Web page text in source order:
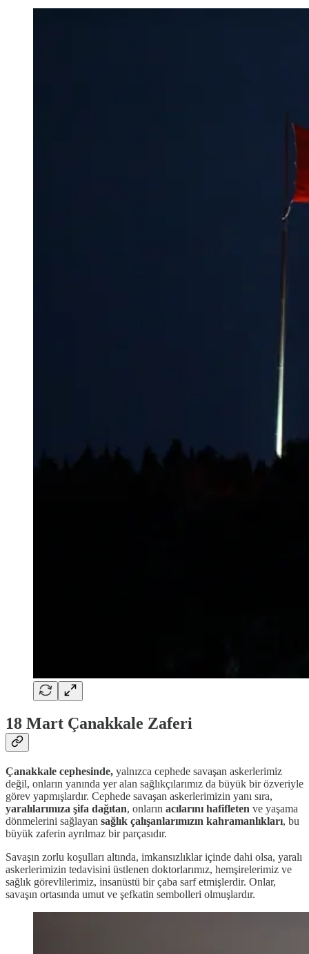
18 Mart Çanakkale Zaferi
Çanakkale cephesinde, yalnızca cephede savaşan askerlerimiz
değil, onların yanında yer alan sağlıkçılarımız da büyük bir özveriyle
görev yapmışlardır. Cephede savaşan askerlerimizin yanı sıra,
yaralılarımıza şifa dağıtan, onların acılarını hafifleten ve yaşama
dönmelerini sağlayan sağlık çalışanlarımızın kahramanlıkları, bu
büyük zaferin ayrılmaz bir parçasıdır.
Savaşın zorlu koşulları altında, imkansızlıklar içinde dahi olsa, yaralı
askerlerimizin tedavisini üstlenen doktorlarımız, hemşirelerimiz ve
sağlık görevlilerimiz, insanüstü bir çaba sarf etmişlerdir. Onlar,
savaşın ortasında umut ve şefkatin sembolleri olmuşlardır.